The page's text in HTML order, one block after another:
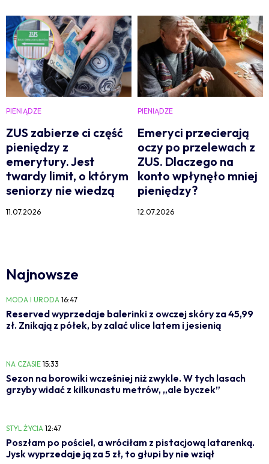
PIENIĄDZE
ZUS zabierze ci część
pieniędzy z
emerytury. Jest
twardy limit, o którym
seniorzy nie wiedzą
11.07.2026
PIENIĄDZE
Emeryci przecierają
oczy po przelewach z
ZUS. Dlaczego na
konto wpłynęło mniej
pieniędzy?
12.07.2026
Najnowsze
MODA I URODA 16:47
Reserved wyprzedaje balerinki z owczej skóry za 45,99
zł. Znikają z półek, by zalać ulice latem i jesienią
NA CZASIE 15:33
Sezon na borowiki wcześniej niż zwykle. W tych lasach
grzyby widać z kilkunastu metrów, „ale byczek”
STYL ŻYCIA 12:47
Poszłam po pościel, a wróciłam z pistacjową latarenką.
Jysk wyprzedaje ją za 5 zł, to głupi by nie wziął